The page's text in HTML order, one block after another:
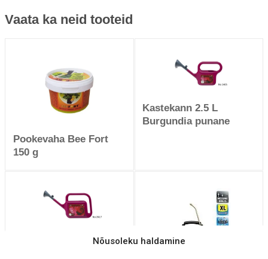
Nõusoleku haldamine
Vaata ka neid tooteid
Pookevaha Bee Fort
150 g
Kastekann 2.5 L
Burgundia punane